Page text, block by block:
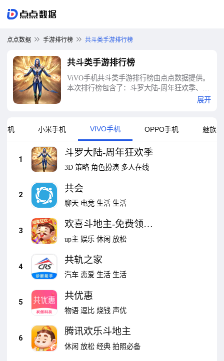
点点数据 手游排行榜 共斗类手游排行榜
共斗类手游排行榜
ViVO手机共斗类手游排行榜由点点数据提供。
本次排行榜包含了：斗罗大陆-周年狂欢季、共
会、欢喜斗地主-免费领金豆、共轨之家、共优
展开
机 小米手机 VIVO手机 OPPO手机 魅族
1
斗罗大陆-周年狂欢季
3D 策略 角色扮演 多人在线
2
共会
聊天 电竞 生活 生活
3
欢喜斗地主-免费领金
豆
up主 娱乐 休闲 放松
4
共轨之家
汽车 恋爱 生活 生活
5
共优惠
物语 逗比 烧钱 声优
6
腾讯欢乐斗地主
休闲 放松 经典 拍照必备